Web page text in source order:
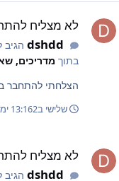
לא מצליח
dshddהגיב
בתוך מדריכים,
הצלחתי להתחבר
שלישי ב13:162 ימים
לא מצליח
dshddהגיב